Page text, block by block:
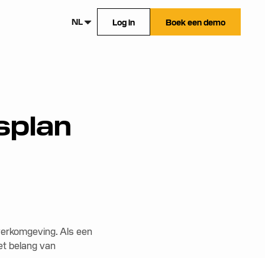
NL Log in Boek een demo
Als een
belang van